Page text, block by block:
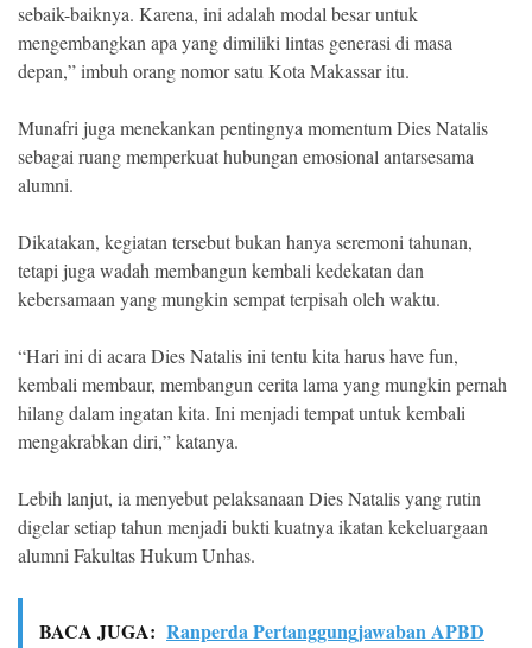
sebaik-baiknya. Karena, ini adalah modal besar untuk
mengembangkan apa yang dimiliki lintas generasi di masa
depan,” imbuh orang nomor satu Kota Makassar itu.
Munafri juga menekankan pentingnya momentum Dies Natalis
sebagai ruang memperkuat hubungan emosional antarsesama
alumni.
Dikatakan, kegiatan tersebut bukan hanya seremoni tahunan,
tetapi juga wadah membangun kembali kedekatan dan
kebersamaan yang mungkin sempat terpisah oleh waktu.
“Hari ini di acara Dies Natalis ini tentu kita harus have fun,
kembali membaur, membangun cerita lama yang mungkin pernah
hilang dalam ingatan kita. Ini menjadi tempat untuk kembali
mengakrabkan diri,” katanya.
Lebih lanjut, ia menyebut pelaksanaan Dies Natalis yang rutin
digelar setiap tahun menjadi bukti kuatnya ikatan kekeluargaan
alumni Fakultas Hukum Unhas.
BACA JUGA: Ranperda Pertanggungjawaban APBD